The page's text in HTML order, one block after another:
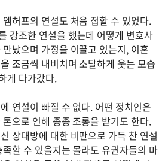
허프의 연설도 처음 접할 수 있었다.
강조한 연설을 했는데 어떻게 변호사
났으며 가정을 이끌고 있는지, 이혼
조금씩 내비치며 소탈하게 웃는 모습
게 다가갔다.
연설이 빠질 수 없다. 어떤 정치인은
으로 인해 종종 조롱을 받기도 한다.
상대방에 대한 비판으로 가득 찬 연설
할 수 있을지는 몰라도 유권자들의 마